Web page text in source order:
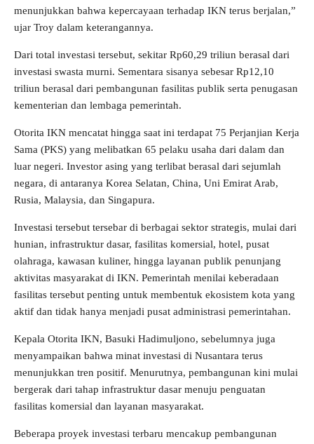
menunjukkan bahwa kepercayaan terhadap IKN terus berjalan,”
ujar Troy dalam keterangannya.
Dari total investasi tersebut, sekitar Rp60,29 triliun berasal dari
investasi swasta murni. Sementara sisanya sebesar Rp12,10
triliun berasal dari pembangunan fasilitas publik serta penugasan
kementerian dan lembaga pemerintah.
Otorita IKN mencatat hingga saat ini terdapat 75 Perjanjian Kerja
Sama (PKS) yang melibatkan 65 pelaku usaha dari dalam dan
luar negeri. Investor asing yang terlibat berasal dari sejumlah
negara, di antaranya Korea Selatan, China, Uni Emirat Arab,
Rusia, Malaysia, dan Singapura.
Investasi tersebut tersebar di berbagai sektor strategis, mulai dari
hunian, infrastruktur dasar, fasilitas komersial, hotel, pusat
olahraga, kawasan kuliner, hingga layanan publik penunjang
aktivitas masyarakat di IKN. Pemerintah menilai keberadaan
fasilitas tersebut penting untuk membentuk ekosistem kota yang
aktif dan tidak hanya menjadi pusat administrasi pemerintahan.
Kepala Otorita IKN, Basuki Hadimuljono, sebelumnya juga
menyampaikan bahwa minat investasi di Nusantara terus
menunjukkan tren positif. Menurutnya, pembangunan kini mulai
bergerak dari tahap infrastruktur dasar menuju penguatan
fasilitas komersial dan layanan masyarakat.
Beberapa proyek investasi terbaru mencakup pembangunan